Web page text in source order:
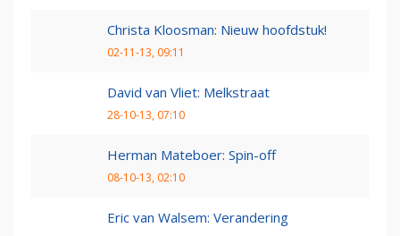
Christa Kloosman: Nieuw hoofdstuk!
02-11-13, 09:11
David van Vliet: Melkstraat
28-10-13, 07:10
Herman Mateboer: Spin-off
08-10-13, 02:10
Eric van Walsem: Verandering